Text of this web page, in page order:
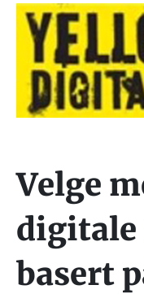
Velge
basert